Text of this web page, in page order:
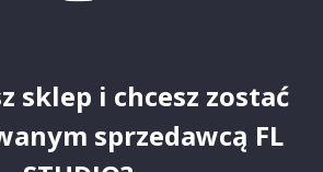
sklep i chcesz zostać
sprzedawcą FL